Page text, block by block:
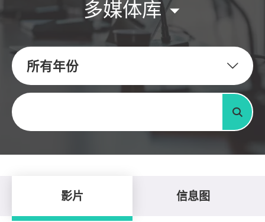
多媒体库
所有年份
关键字
搜寻
影片 信息图